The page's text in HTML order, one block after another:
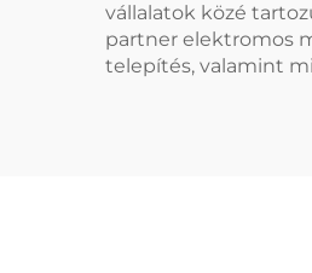
vállalatok közé
partner elektromos
telepítés, valamint